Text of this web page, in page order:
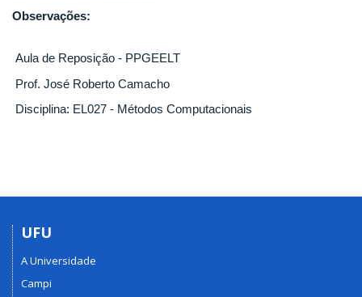
Observações:
Aula de Reposição - PPGEELT
Prof. José Roberto Camacho
Disciplina: EL027 - Métodos Computacionais
UFU
A Universidade
Campi